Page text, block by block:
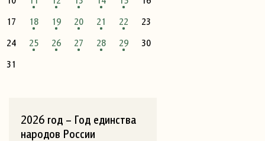
17
18 19 20 21 22
23
24
25 26 27 28 29
30
31
2026 год – Год единства
народов России